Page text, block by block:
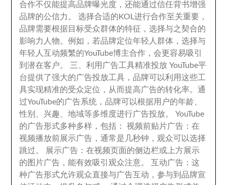
合作不仅能提高品牌曝光度 ，还能通过信任背书增强
品牌的公信力 。选择合适的KOL进行合作至关重要 ，
品牌需要根据目标受众群体的特征 ，选择与之契合的
影响力人物。例如， 若品牌定位年轻人群体 ，选择与
年轻人互动频繁的YouTube博主合作 ，会更容易吸引
到潜在客户。 三、利用广告工具精准投放 YouTube平
台提供了强大的广告投放工具 ，品牌可以利用这些工
具实现精准的受众定位 ， 从而提高广告的转化率。通
过YouTube的广告系统，品牌可以根据用户的年龄
性别、 兴趣 、地域等多维度进行广告投放。YouTube
的广告形式多种多样 ，包括：视频前贴片广告 ：在
视频播放前展示广告 ，通常是几秒钟 ，观众可以选择
跳过。 展示广告：在视频页面的侧边栏或上方展示
的图片广告 ，能有效吸引观众注意。 互动广告 ：这
种广告形式允许观众直接与广告互动 ，参与到品牌宣